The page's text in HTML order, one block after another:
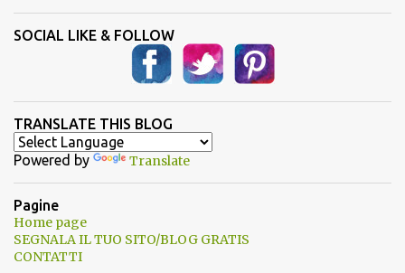
SOCIAL LIKE & FOLLOW
TRANSLATE THIS BLOG
Powered by Translate
Pagine
Home page
SEGNALA IL TUO SITO/BLOG GRATIS
CONTATTI